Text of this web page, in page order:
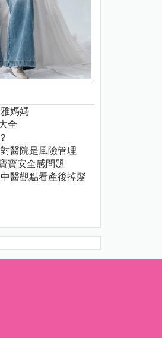
媽媽
全
醫院是風險管理
寶安全感問題
醫觀點看產後掉髮